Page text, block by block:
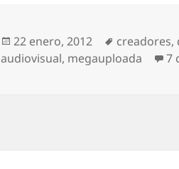
Publicado
el
22 enero, 2012 Etiquetas
creadores,
audiovisual, megauploada 7